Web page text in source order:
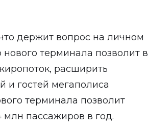
держит вопрос на личном
нового терминала позволит в
расширить
и гостей мегаполиса
терминала позволит
млн пассажиров в год.